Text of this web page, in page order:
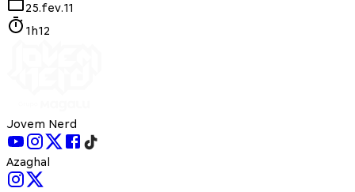
25.fev.11
1h12
Jovem Nerd
Azaghal